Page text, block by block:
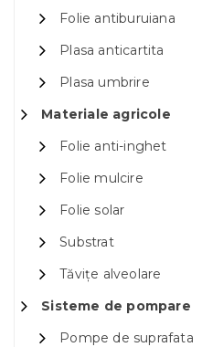
Folie antiburuiana
Plasa anticartita
Plasa umbrire
Materiale agricole
Folie anti-inghet
Folie mulcire
Folie solar
Substrat
Tăvițe alveolare
Sisteme de pompare
Pompe de suprafata